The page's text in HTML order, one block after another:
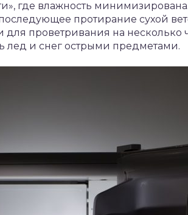
где влажность
протирание сухой
проветривания на несколько
лед и снег острыми предметами.